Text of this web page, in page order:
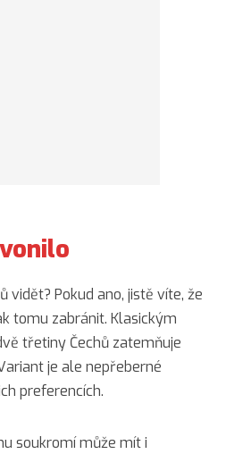
vidět? Pokud ano, jistě víte, že
tomu zabránit. Klasickým
třetiny Čechů zatemňuje
je ale nepřeberné
preferencích.
soukromí může mít i